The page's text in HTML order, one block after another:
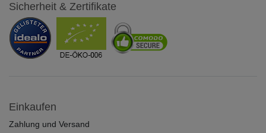
Sicherheit & Zertifikate
Einkaufen
Zahlung und Versand